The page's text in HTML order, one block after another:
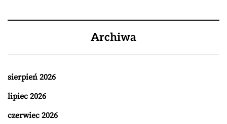
Archiwa
sierpień 2026
lipiec 2026
czerwiec 2026